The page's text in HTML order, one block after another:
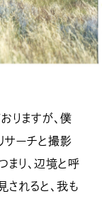
りますが、僕
サーチと撮影
まり、辺境と呼
れると、我も